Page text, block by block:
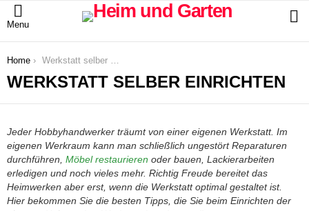
Menu
You are here:
Home Werkstatt selber einrichten
WERKSTATT SELBER EINRICHTEN
Jeder Hobbyhandwerker träumt von einer eigenen Werkstatt. Im
eigenen Werkraum kann man schließlich ungestört Reparaturen
durchführen, Möbel restaurieren oder bauen, Lackierarbeiten
erledigen und noch vieles mehr. Richtig Freude bereitet das
Heimwerken aber erst, wenn die Werkstatt optimal gestaltet ist.
Hier bekommen Sie die besten Tipps, die Sie beim Einrichten der